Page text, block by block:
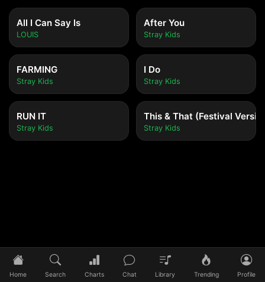
All I Can Say Is
LOUIS
After You
Stray Kids
FARMING
Stray Kids
I Do
Stray Kids
RUN IT
Stray Kids
This & That (Festival
Stray Kids
Home Search Charts Chat Library Trending Profile
0:00/0:00